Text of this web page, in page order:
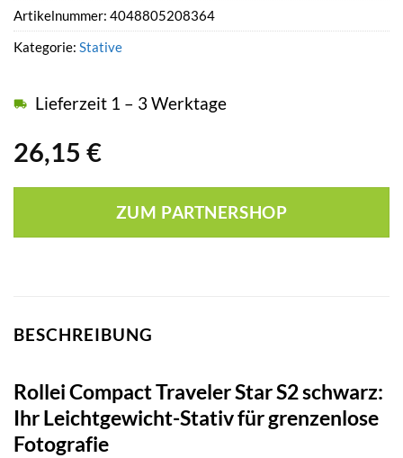
26,15 €
Lieferzeit 1 – 3 Werktage
ZUM PARTNERSHOP
Artikelnummer: 4048805208364
Kategorie: Stative
BESCHREIBUNG
Rollei Compact Traveler Star S2 schwarz:
Ihr Leichtgewicht-Stativ für grenzenlose
Fotografie